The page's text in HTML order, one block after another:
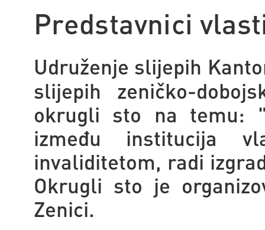
Predstavnici
Udruženje slijepih
slijepih zeničko-
okrugli sto na temu:
između institucija
invaliditetom, radi
Okrugli sto je
Zenici.